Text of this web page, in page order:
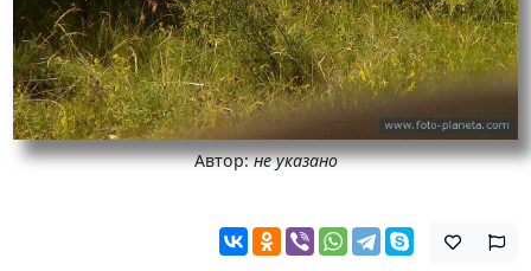
Автор:не указано